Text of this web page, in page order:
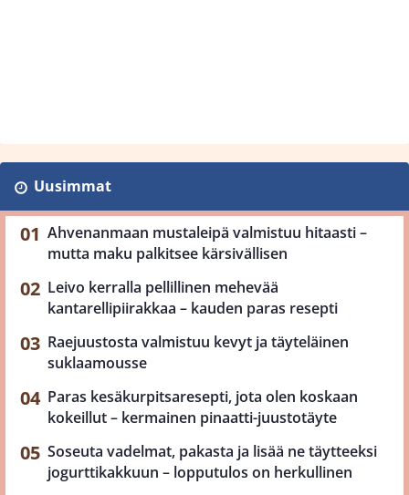
Uusimmat
Ahvenanmaan mustaleipä valmistuu hitaasti –
mutta maku palkitsee kärsivällisen
Leivo kerralla pellillinen mehevää
kantarellipiirakkaa – kauden paras resepti
Raejuustosta valmistuu kevyt ja täyteläinen
suklaamousse
Paras kesäkurpitsaresepti, jota olen koskaan
kokeillut – kermainen pinaatti-juustotäyte
Soseuta vadelmat, pakasta ja lisää ne täytteeksi
jogurttikakkuun – lopputulos on herkullinen